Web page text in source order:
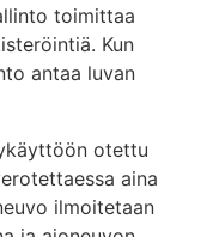
toimittaa
Kun
antaa luvan
otettu
aina
ilmoitetaan